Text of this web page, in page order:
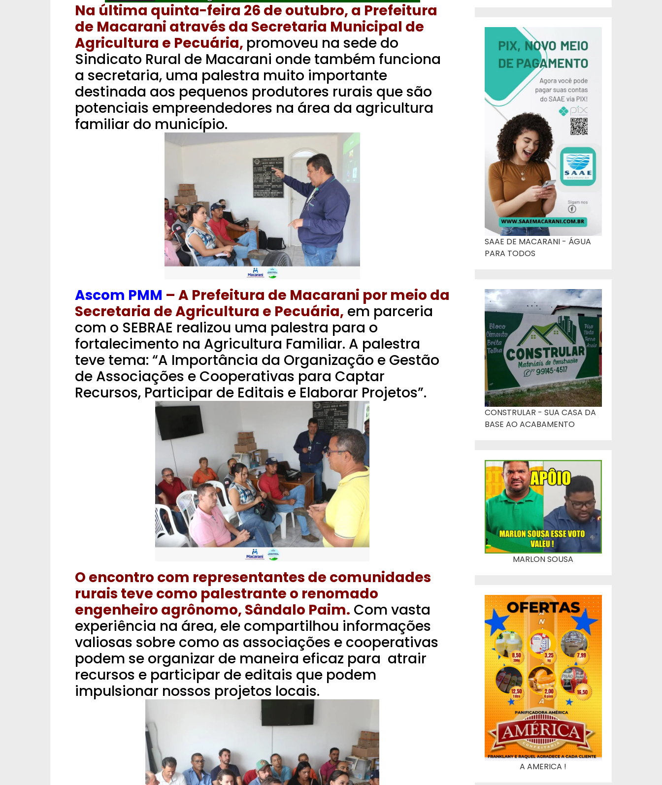
Na última quinta-feira 26 de outubro, a Prefeitura
de Macarani através da Secretaria Municipal de
Agricultura e Pecuária, promoveu na sede do
Sindicato Rural de Macarani onde também funciona
a secretaria, uma palestra muito importante
destinada aos pequenos produtores rurais que são
potenciais empreendedores na área da agricultura
familiar do município.
Ascom PMM – A Prefeitura de Macarani por meio da
Secretaria de Agricultura e Pecuária, em parceria
com o SEBRAE realizou uma palestra para o
fortalecimento na Agricultura Familiar. A palestra
teve tema: “A Importância da Organização e Gestão
de Associações e Cooperativas para Captar
Recursos, Participar de Editais e Elaborar Projetos”.
O encontro com representantes de comunidades
rurais teve como palestrante o renomado
engenheiro agrônomo, Sândalo Paim. Com vasta
experiência na área, ele compartilhou informações
valiosas sobre como as associações e cooperativas
podem se organizar de maneira eficaz para atrair
recursos e participar de editais que podem
impulsionar nossos projetos locais.
SAAE DE MACARANI - ÁGUA
PARA TODOS
CONSTRULAR - SUA CASA DA
BASE AO ACABAMENTO
MARLON SOUSA
A AMERICA !